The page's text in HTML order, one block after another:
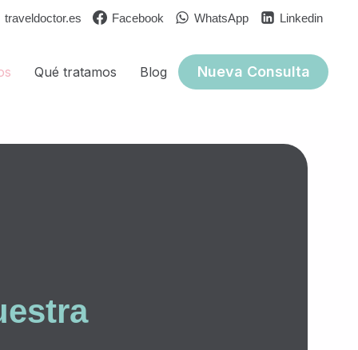
traveldoctor.es Facebook WhatsApp Linkedin
Qué tratamos Blog Nueva Consulta